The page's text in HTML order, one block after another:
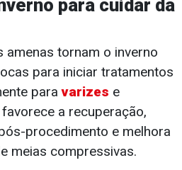
para cuidar da
amenas tornam o inverno
para iniciar tratamentos
paravarizes e
a recuperação,
procedimento e melhora
meias compressivas.